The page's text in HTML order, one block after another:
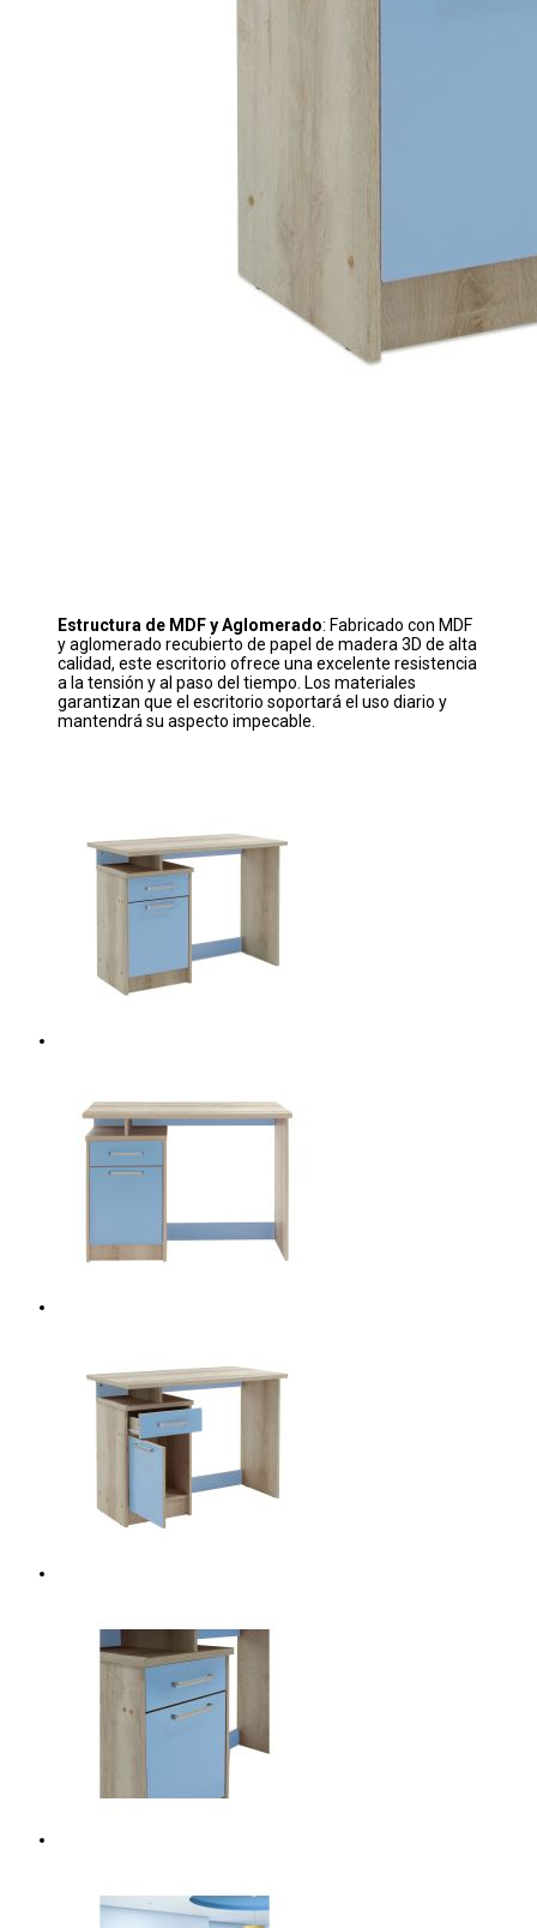
Estructura de MDF y Aglomerado: Fabricado con MDF
y aglomerado recubierto de papel de madera 3D de alta
calidad, este escritorio ofrece una excelente resistencia
a la tensión y al paso del tiempo. Los materiales
garantizan que el escritorio soportará el uso diario y
mantendrá su aspecto impecable.